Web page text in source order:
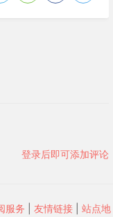
登录后即可添加评论
服务 友情链接 站点地